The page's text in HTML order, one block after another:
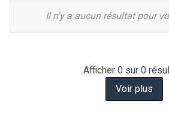
Il n'y a aucun résultat pour
Afficher 0 sur 0
Voir plus